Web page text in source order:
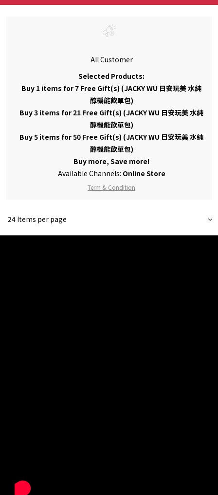
All Customer
Selected Products:
Buy 1 items for 7 Free Gift(s) (JACKY WU 日安玩美 水純
醇機能飲單包)
Buy 3 items for 21 Free Gift(s) (JACKY WU 日安玩美 水純
醇機能飲單包)
Buy 5 items for 50 Free Gift(s) (JACKY WU 日安玩美 水純
醇機能飲單包)
Buy more, Save more!
Available Channels: Online Store
Term & Condition
24 Items per page